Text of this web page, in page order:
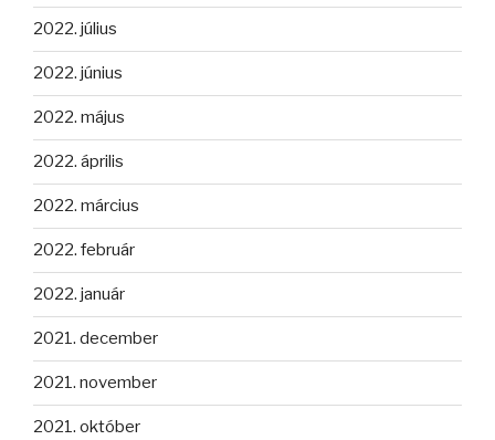
2022. július
2022. június
2022. május
2022. április
2022. március
2022. február
2022. január
2021. december
2021. november
2021. október